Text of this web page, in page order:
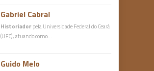
Gabriel Cabral
Historiadorpela Universidade Federal do Ceará
(UFC), atuando como…
Guido Melo